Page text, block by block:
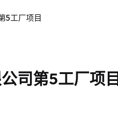
5工厂项目
司第5工厂项目